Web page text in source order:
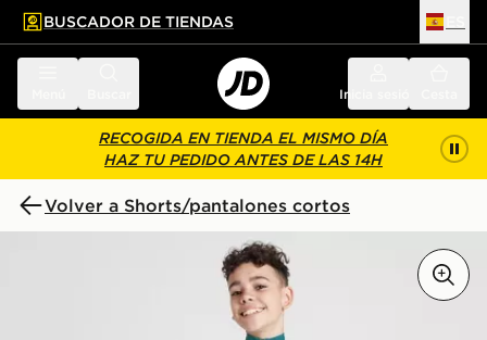
principal
pie de página
BUSCADOR DE TIENDAS
Inicia sesión
RECOGIDA EN TIENDA EL MISMO DÍA
HAZ TU PEDIDO ANTES DE LAS 14H
Volver a Shorts/pantalones cortos